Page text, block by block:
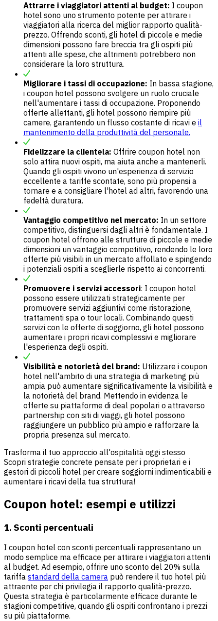
Attrarre i viaggiatori attenti al budget: I coupon
hotel sono uno strumento potente per attirare i
viaggiatori alla ricerca del miglior rapporto qualità-
prezzo. Offrendo sconti, gli hotel di piccole e medie
dimensioni possono fare breccia tra gli ospiti più
attenti alle spese, che altrimenti potrebbero non
considerare la loro struttura.
Migliorare i tassi di occupazione: In bassa stagione,
i coupon hotel possono svolgere un ruolo cruciale
nell'aumentare i tassi di occupazione. Proponendo
offerte allettanti, gli hotel possono riempire più
camere, garantendo un flusso costante di ricavi e il
mantenimento della produttività del personale.
Fidelizzare la clientela: Offrire coupon hotel non
solo attira nuovi ospiti, ma aiuta anche a mantenerli.
Quando gli ospiti vivono un'esperienza di servizio
eccellente a tariffe scontate, sono più propensi a
tornare e a consigliare l'hotel ad altri, favorendo una
fedeltà duratura.
Vantaggio competitivo nel mercato: In un settore
competitivo, distinguersi dagli altri è fondamentale. I
coupon hotel offrono alle strutture di piccole e medie
dimensioni un vantaggio competitivo, rendendo le loro
offerte più visibili in un mercato affollato e spingendo
i potenziali ospiti a sceglierle rispetto ai concorrenti.
Promuovere i servizi accessori: I coupon hotel
possono essere utilizzati strategicamente per
promuovere servizi aggiuntivi come ristorazione,
trattamenti spa o tour locali. Combinando questi
servizi con le offerte di soggiorno, gli hotel possono
aumentare i propri ricavi complessivi e migliorare
l'esperienza degli ospiti.
Visibilità e notorietà del brand: Utilizzare i coupon
hotel nell'ambito di una strategia di marketing più
ampia può aumentare significativamente la visibilità e
la notorietà del brand. Mettendo in evidenza le
offerte su piattaforme di deal popolari o attraverso
partnership con siti di viaggi, gli hotel possono
raggiungere un pubblico più ampio e rafforzare la
propria presenza sul mercato.
Trasforma il tuo approccio all'ospitalità oggi stesso
Scopri strategie concrete pensate per i proprietari e i
gestori di piccoli hotel per creare soggiorni indimenticabili e
aumentare i ricavi della tua struttura!
Coupon hotel: esempi e utilizzi
1. Sconti percentuali
I coupon hotel con sconti percentuali rappresentano un
modo semplice ma efficace per attirare i viaggiatori attenti
al budget. Ad esempio, offrire uno sconto del 20% sulla
tariffa standard della camera può rendere il tuo hotel più
attraente per chi privilegia il rapporto qualità-prezzo.
Questa strategia è particolarmente efficace durante le
stagioni competitive, quando gli ospiti confrontano i prezzi
su più piattaforme.